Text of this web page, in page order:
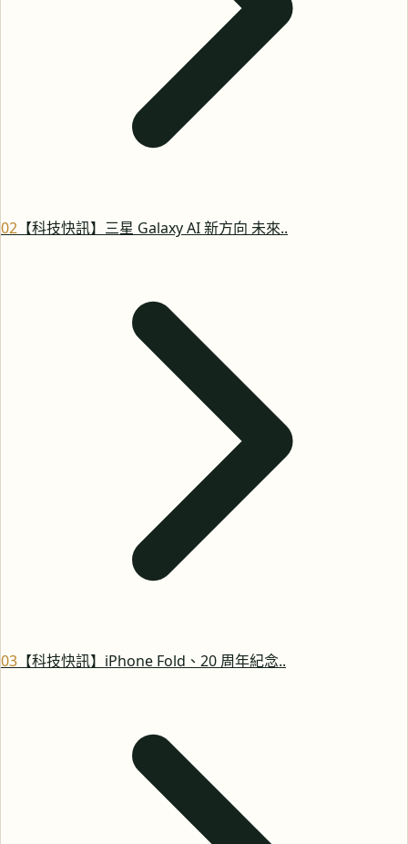
02 【科技快訊】三星 Galaxy AI 新方向 未來..
03 【科技快訊】iPhone Fold、20 周年紀念..